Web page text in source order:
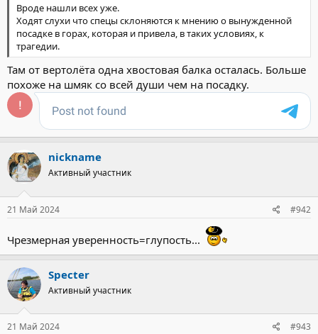
Вроде нашли всех уже.
Ходят слухи что спецы склоняются к мнению о вынужденной
посадке в горах, которая и привела, в таких условиях, к
трагедии.
Там от вертолёта одна хвостовая балка осталась. Больше
похоже на шмяк со всей души чем на посадку.
nickname
Активный участник
21 Май 2024 #942
Чрезмерная уверенность=глупость...
Specter
Активный участник
21 Май 2024 #943